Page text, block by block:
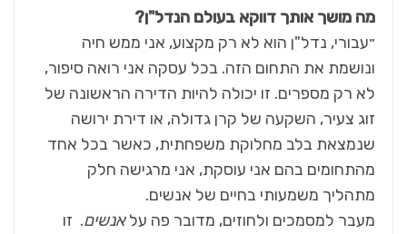
מה מושך אותך דווקא בעולם הנדל"ן?
״עבורי, נדל"ן הוא לא רק מקצוע, אני ממש חיה
ונושמת את התחום הזה. בכל עסקה אני רואה סיפור,
לא רק מספרים. זו יכולה להיות הדירה הראשונה של
זוג צעיר, השקעה של קרן גדולה, או דירת ירושה
שנמצאת בלב מחלוקת משפחתית, כאשר בכל אחד
מהתחומים בהם אני עוסקת, אני מרגישה חלק
מתהליך משמעותי בחיים של אנשים.
מעבר למסמכים ולחוזים, מדובר פה עלאנשים. זו